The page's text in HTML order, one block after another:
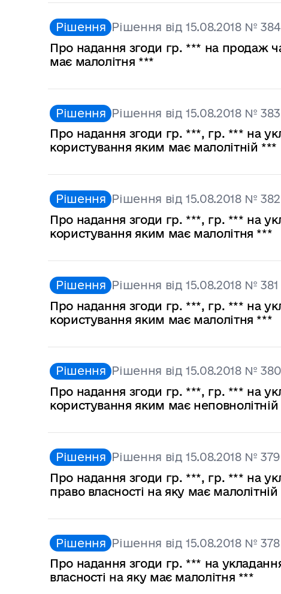
Рішення Рішення від 15.08.2018 № 384
Про надання згоди гр. *** на продаж
має малолітня ***
Рішення Рішення від 15.08.2018 № 383
Про надання згоди гр. ***, гр. *** на
користування яким має малолітній ***
Рішення Рішення від 15.08.2018 № 382
Про надання згоди гр. ***, гр. *** на
користування яким має малолітня ***
Рішення Рішення від 15.08.2018 № 381
Про надання згоди гр. ***, гр. *** на
користування яким має малолітня ***
Рішення Рішення від 15.08.2018 № 380
Про надання згоди гр. ***, гр. *** на
користування яким має
Рішення Рішення від 15.08.2018 № 379
Про надання згоди гр. ***, гр. *** на
право власності на яку має
Рішення Рішення від 15.08.2018 № 378
Про надання згоди гр. *** на
власності на яку має малолітня ***